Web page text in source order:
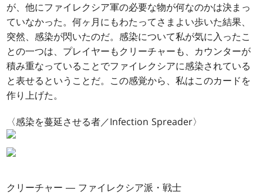
が、他にファイレクシア軍の必要な物が何なのかは決まっ
ていなかった。何ヶ月にもわたってさまよい歩いた結果、
突然、感染が閃いたのだ。感染について私が気に入ったこ
との一つは、プレイヤーもクリーチャーも、カウンターが
積み重なっていることでファイレクシアに感染されている
と表せるということだ。この感覚から、私はこのカードを
作り上げた。
〈感染を蔓延させる者／Infection Spreader〉
クリーチャー ― ファイレクシア派・戦士